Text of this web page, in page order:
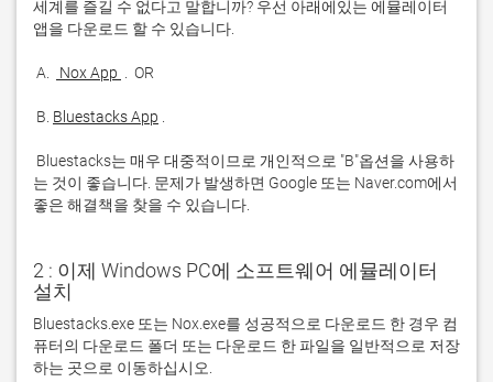
세계를 즐길 수 없다고 말합니까? 우선 아래에있는 에뮬레이터
A. Nox App
B. Bluestacks App
는 것이 좋습니다. 문제가 발생하면 Google 또는 Naver.com에서
좋은 해결책을 찾을 수 있습니다.
2 : 이제 Windows PC에 소프트웨어 에뮬레이터
설치
Bluestacks.exe 또는 Nox.exe를 성공적으로 다운로드 한 경우 컴
퓨터의 다운로드 폴더 또는 다운로드 한 파일을 일반적으로 저장